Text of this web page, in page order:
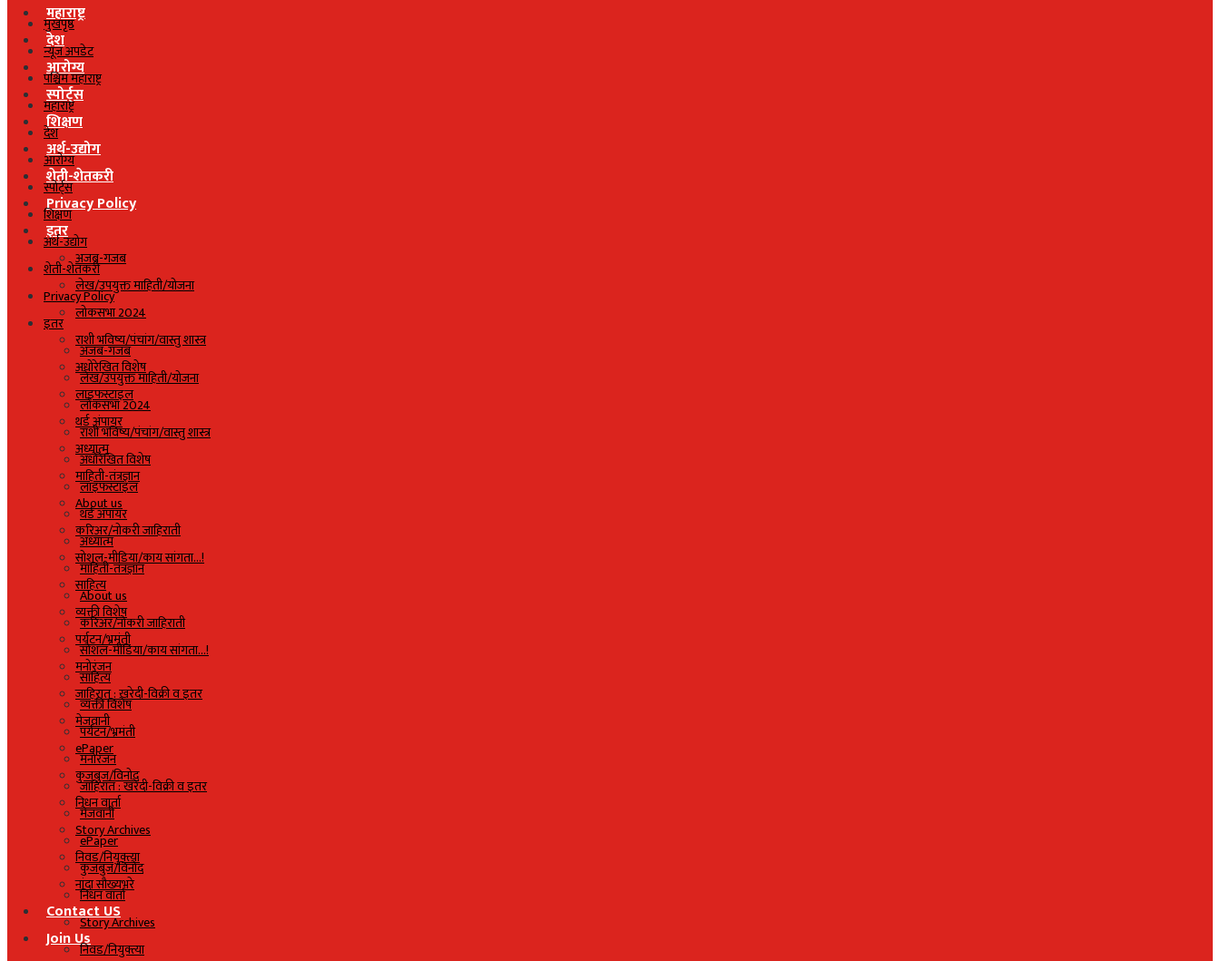
महाराष्ट्र
देश
आरोग्य
स्पोर्ट्स
शिक्षण
अर्थ-उद्योग
शेती-शेतकरी
Privacy Policy
इतर
अजब-गजब
लेख/उपयुक्त माहिती/योजना
लोकसभा 2024
राशी भविष्य/पंचांग/वास्तु शास्त्र
अधोरेखित विशेष
लाइफस्टाइल
थर्ड अंपायर
अध्यात्म
माहिती-तंत्रज्ञान
About us
करिअर/नोकरी जाहिराती
सोशल-मीडिया/काय सांगता…!
साहित्य
व्यक्ती विशेष
पर्यटन/भ्रमंती
मनोरंजन
जाहिरात : खरेदी-विक्री व इतर
मेजवानी
ePaper
कुजबुज/विनोद
निधन वार्ता
Story Archives
निवड/नियुक्त्या
नांदा सौख्यभरे
Contact US
Join Us
मुखपृष्ठ
न्यूज अपडेट
पश्चिम महाराष्ट्र
महाराष्ट्र
देश
आरोग्य
स्पोर्ट्स
शिक्षण
अर्थ-उद्योग
शेती-शेतकरी
Privacy Policy
इतर
अजब-गजब
लेख/उपयुक्त माहिती/योजना
लोकसभा 2024
राशी भविष्य/पंचांग/वास्तु शास्त्र
अधोरेखित विशेष
लाइफस्टाइल
थर्ड अंपायर
अध्यात्म
माहिती-तंत्रज्ञान
About us
करिअर/नोकरी जाहिराती
सोशल-मीडिया/काय सांगता…!
साहित्य
व्यक्ती विशेष
पर्यटन/भ्रमंती
मनोरंजन
जाहिरात : खरेदी-विक्री व इतर
मेजवानी
ePaper
कुजबुज/विनोद
निधन वार्ता
Story Archives
निवड/नियुक्त्या